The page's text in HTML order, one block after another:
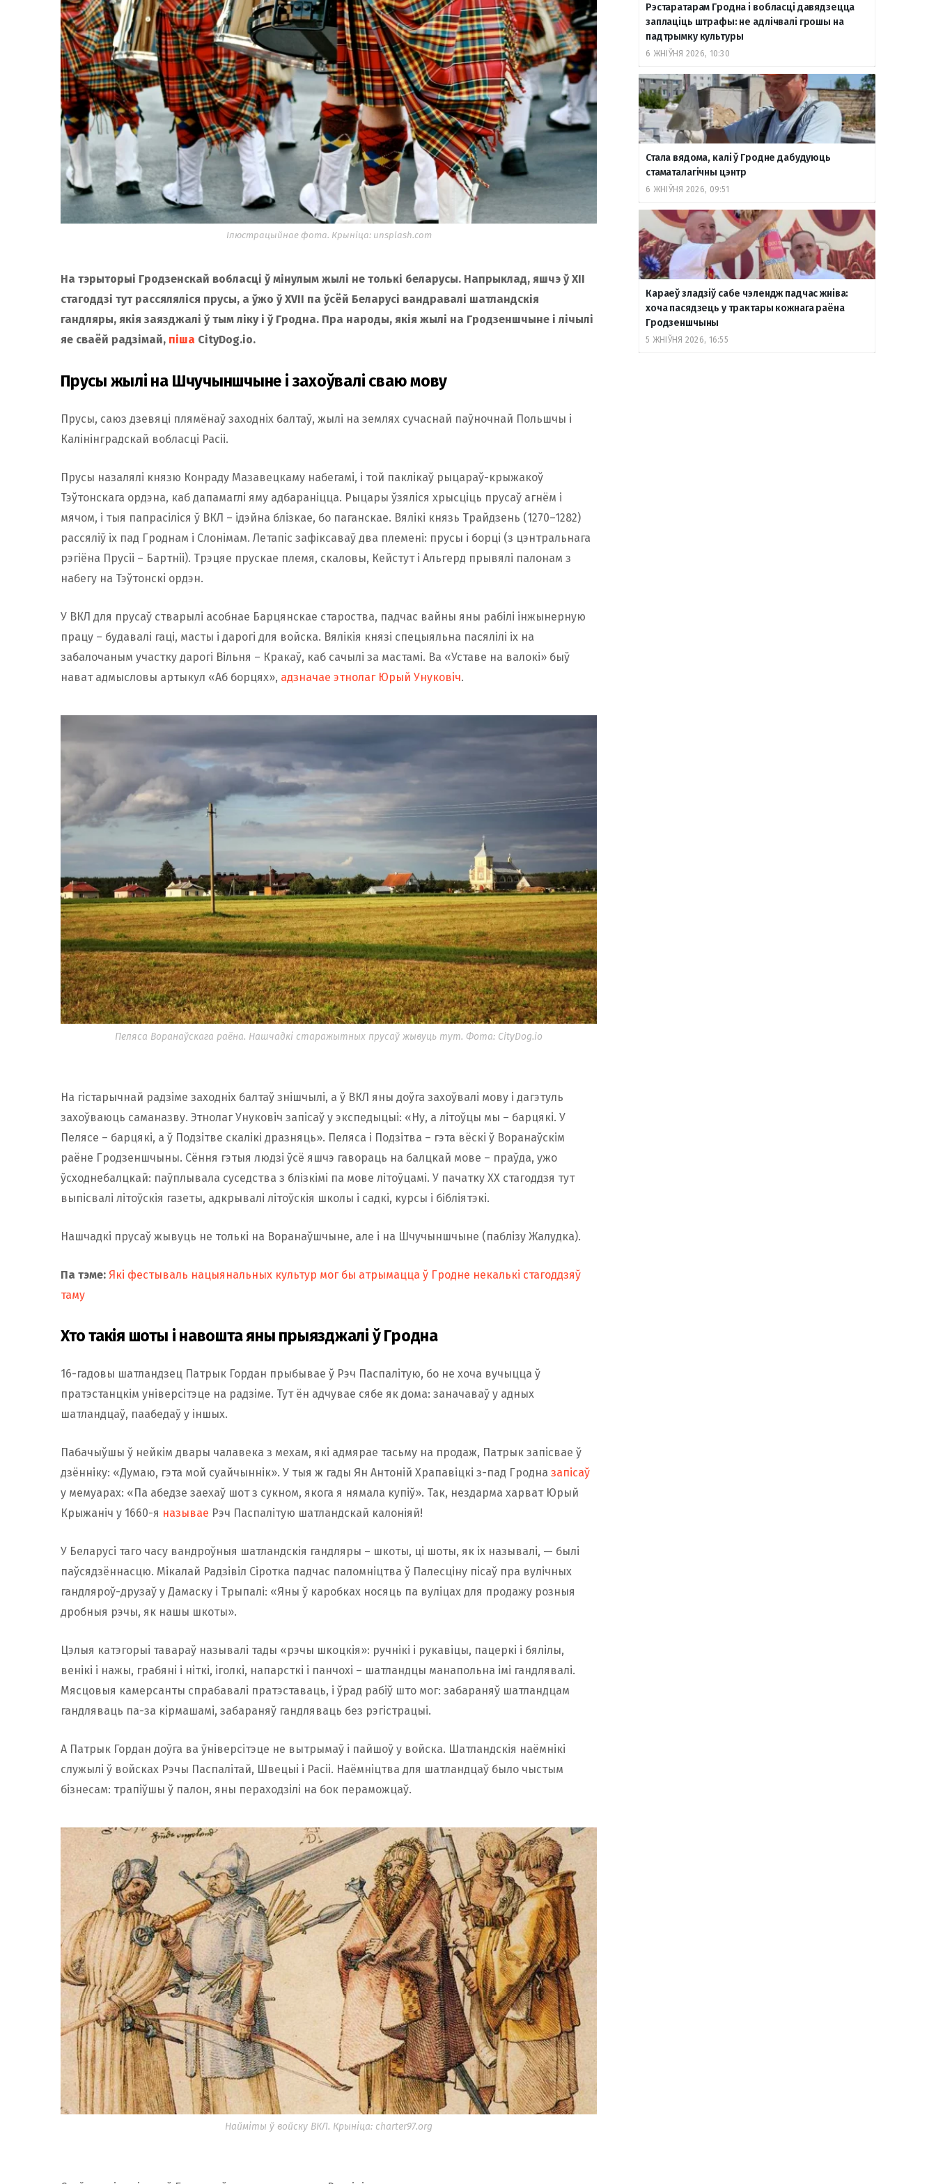
Ілюстрацыйнае фота. Крыніца: unsplash.com
На тэрыторыі Гродзенскай вобласці ў мінулым жылі не толькі беларусы. Напрыклад, яшчэ ў XII
стагоддзі тут рассяляліся прусы, а ўжо ў XVII па ўсёй Беларусі вандравалі шатландскія
гандляры, якія заязджалі ў тым ліку і ў Гродна. Пра народы, якія жылі на Гродзеншчыне і лічылі
яе сваёй радзімай, піша CityDog.io.
Прусы жылі на Шчучыншчыне і захоўвалі сваю мову
Прусы, саюз дзевяці плямёнаў заходніх балтаў, жылі на землях сучаснай паўночнай Польшчы і
Калінінградскай вобласці Расіі.
Прусы назалялі князю Конраду Мазавецкаму набегамі, і той паклікаў рыцараў-крыжакоў
Тэўтонскага ордэна, каб дапамаглі яму адбараніцца. Рыцары ўзяліся хрысціць прусаў агнём і
мячом, і тыя папрасіліся ў ВКЛ – ідэйна блізкае, бо паганскае. Вялікі князь Трайдзень (1270–1282)
рассяліў іх пад Гроднам і Слонімам. Летапіс зафіксаваў два племені: прусы і борці (з цэнтральнага
рэгіёна Прусіі – Бартніі). Трэцяе прускае племя, скаловы, Кейстут і Альгерд прывялі палонам з
набегу на Тэўтонскі ордэн.
У ВКЛ для прусаў стварылі асобнае Барцянскае староства, падчас вайны яны рабілі інжынерную
працу – будавалі гаці, масты і дарогі для войска. Вялікія князі спецыяльна пасялілі іх на
забалочаным участку дарогі Вільня – Кракаў, каб сачылі за мастамі. Ва «Уставе на валокі» быў
нават адмысловы артыкул «Аб борцях», адзначае этнолаг Юрый Унуковіч.
Пеляса Воранаўскага раёна. Нашчадкі старажытных прусаў жывуць тут. Фота: CityDog.io
На гістарычнай радзіме заходніх балтаў знішчылі, а ў ВКЛ яны доўга захоўвалі мову і дагэтуль
захоўваюць саманазву. Этнолаг Унуковіч запісаў у экспедыцыі: «Ну, а літоўцы мы – барцякі. У
Пелясе – барцякі, а ў Подзітве скалікі дразняць». Пеляса і Подзітва – гэта вёскі ў Воранаўскім
раёне Гродзеншчыны. Сёння гэтыя людзі ўсё яшчэ гавораць на балцкай мове – праўда, ужо
ўсходнебалцкай: паўплывала суседства з блізкімі па мове літоўцамі. У пачатку ХХ стагоддзя тут
выпісвалі літоўскія газеты, адкрывалі літоўскія школы і садкі, курсы і бібліятэкі.
Нашчадкі прусаў жывуць не толькі на Воранаўшчыне, але і на Шчучыншчыне (паблізу Жалудка).
Па тэме: Які фестываль нацыянальных культур мог бы атрымацца ў Гродне некалькі стагоддзяў
таму
Хто такія шоты і навошта яны прыязджалі ў Гродна
16-гадовы шатландзец Патрык Гордан прыбывае ў Рэч Паспалітую, бо не хоча вучыцца ў
пратэстанцкім універсітэце на радзіме. Тут ён адчувае сябе як дома: заначаваў у адных
шатландцаў, паабедаў у іншых.
Пабачыўшы ў нейкім двары чалавека з мехам, які адмярае тасьму на продаж, Патрык запісвае ў
дзённіку: «Думаю, гэта мой суайчыннік». У тыя ж гады Ян Антоній Храпавіцкі з-пад Гродна запісаў
у мемуарах: «Па абедзе заехаў шот з сукном, якога я нямала купіў». Так, нездарма харват Юрый
Крыжаніч у 1660-я называе Рэч Паспалітую шатландскай калоніяй!
У Беларусі таго часу вандроўныя шатландскія гандляры – шкоты, ці шоты, як іх называлі, — былі
паўсядзённасцю. Мікалай Радзівіл Сіротка падчас паломніцтва ў Палесціну пісаў пра вулічных
гандляроў-друзаў у Дамаску і Трыпалі: «Яны ў каробках носяць па вуліцах для продажу розныя
дробныя рэчы, як нашы шкоты».
Цэлыя катэгорыі тавараў называлі тады «рэчы шкоцкія»: ручнікі і рукавіцы, пацеркі і бялілы,
венікі і нажы, грабяні і ніткі, іголкі, напарсткі і панчохі – шатландцы манапольна імі гандлявалі.
Мясцовыя камерсанты спрабавалі пратэставаць, і ўрад рабіў што мог: забараняў шатландцам
гандляваць па-за кірмашамі, забараняў гандляваць без рэгістрацыі.
А Патрык Гордан доўга ва ўніверсітэце не вытрымаў і пайшоў у войска. Шатландскія наёмнікі
служылі ў войсках Рэчы Паспалітай, Швецыі і Расіі. Наёмніцтва для шатландцаў было чыстым
бізнесам: трапіўшы ў палон, яны пераходзілі на бок пераможцаў.
Найміты ў войску ВКЛ. Крыніца: charter97.org
Рэстаратарам Гродна і вобласці давядзецца
заплаціць штрафы: не адлічвалі грошы на
падтрымку культуры
6 ЖНІЎНЯ 2026, 10:30
Стала вядома, калі ў Гродне дабудуюць
стаматалагічны цэнтр
6 ЖНІЎНЯ 2026, 09:51
Караеў зладзіў сабе чэлендж падчас жніва:
хоча пасядзець у трактары кожнага раёна
Гродзеншчыны
5 ЖНІЎНЯ 2026, 16:55